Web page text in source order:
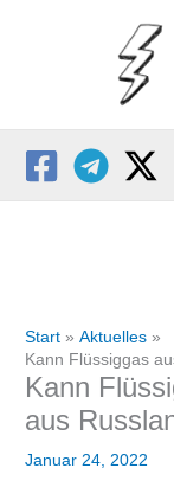
Start
Aktuelles
Kann Flüssiggas
Kann
aus
Januar 24, 2022